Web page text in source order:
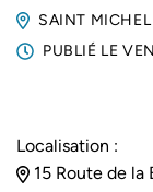
SAINT MICHEL
PUBLIÉ LE
Localisation :
15 Route de la